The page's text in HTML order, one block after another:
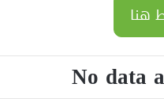
هنا
No data